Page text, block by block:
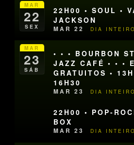
MAR
22
SEX
22H00 • SOUL •
JACKSON
MAR 22 DIA INTEIRO
MAR
23
SÁB
• • • BOURBON
JAZZ CAFÉ • • •
GRATUITOS •
16H30
MAR 23 DIA INTEIRO
22H00 • POP-
BOX
MAR 23 DIA INTEIRO